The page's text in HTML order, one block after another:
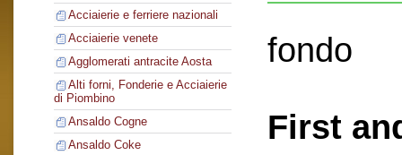
Acciaierie e ferriere nazionali
Acciaierie venete
Agglomerati antracite Aosta
Alti forni, Fonderie e Acciaierie
di Piombino
Ansaldo Cogne
Ansaldo Coke
fondo
First